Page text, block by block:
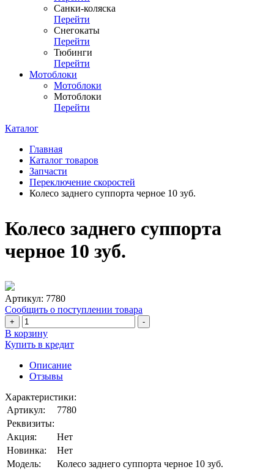
Санки-коляска
Перейти
Снегокаты
Перейти
Тюбинги
Перейти
Мотоблоки
Мотоблоки
Мотоблоки
Перейти
Каталог
Главная
Каталог товаров
Запчасти
Переключение скоростей
Колесо заднего суппорта черное 10 зуб.
Колесо заднего суппорта
черное 10 зуб.
Артикул: 7780
Сообщить о поступлении товара
+ -
В корзину
Купить в кредит
Описание
Отзывы
Характеристики:
Артикул:
7780
Реквизиты:
Акция:
Нет
Новинка:
Нет
Модель:
Колесо заднего суппорта черное 10 зуб.